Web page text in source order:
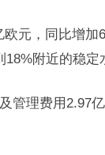
元，同比增
附近的稳定
管理费用2.97